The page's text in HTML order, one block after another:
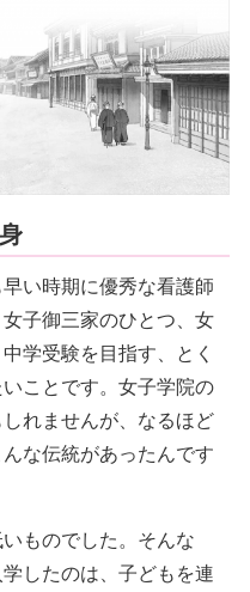
い時期に優秀な看護師
子御三家のひとつ、女
学受験を目指す、とく
ことです。女子学院の
れませんが、なるほど
な伝統があったんです
ものでした。そんな
したのは、子どもを連